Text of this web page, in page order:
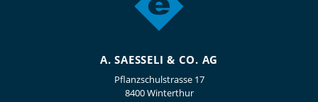
A. SAESSELI & CO. AG
Pflanzschulstrasse 17
8400 Winterthur